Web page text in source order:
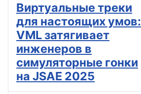
Виртуальные треки
для настоящих умов:
VML затягивает
инженеров в
симуляторные гонки
на JSAE 2025